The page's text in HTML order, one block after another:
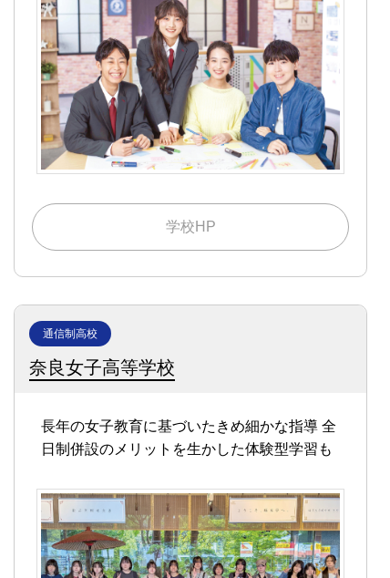
学校HP
通信制高校
奈良女子高等学校
長年の女子教育に基づいたきめ細かな指導 全
日制併設のメリットを生かした体験型学習も